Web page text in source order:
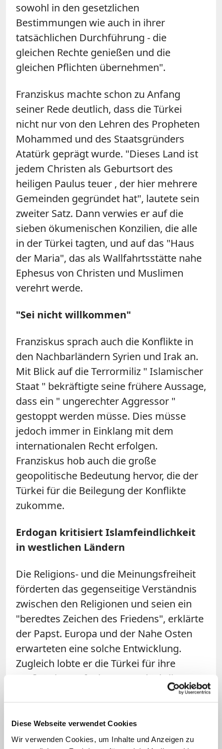
Diese Webseite verwendet Cookies
Wir verwenden Cookies, um Inhalte und Anzeigen zu
sowohl in den gesetzlichen
Bestimmungen wie auch in ihrer
tatsächlichen Durchführung - die
gleichen Rechte genießen und die
gleichen Pflichten übernehmen".
Franziskus machte schon zu Anfang
seiner Rede deutlich, dass die Türkei
nicht nur von den Lehren des Propheten
Mohammed und des Staatsgründers
Atatürk geprägt wurde. "Dieses Land ist
jedem Christen als Geburtsort des
heiligen Paulus teuer , der hier mehrere
Gemeinden gegründet hat", lautete sein
zweiter Satz. Dann verwies er auf die
sieben ökumenischen Konzilien, die alle
in der Türkei tagten, und auf das "Haus
der Maria", das als Wallfahrtsstätte nahe
Ephesus von Christen und Muslimen
verehrt werde.
"Sei nicht willkommen"
Franziskus sprach auch die Konflikte in
den Nachbarländern Syrien und Irak an.
Mit Blick auf die Terrormiliz " Islamischer
Staat " bekräftigte seine frühere Aussage,
dass ein " ungerechter Aggressor "
gestoppt werden müsse. Dies müsse
jedoch immer in Einklang mit dem
internationalen Recht erfolgen.
Franziskus hob auch die große
geopolitische Bedeutung hervor, die der
Türkei für die Beilegung der Konflikte
zukomme.
Erdogan kritisiert Islamfeindlichkeit
in westlichen Ländern
Die Religions- und die Meinungsfreiheit
förderten das gegenseitige Verständnis
zwischen den Religionen und seien ein
"beredtes Zeichen des Friedens", erklärte
der Papst. Europa und der Nahe Osten
erwarteten eine solche Entwicklung.
Zugleich lobte er die Türkei für ihre
großzügige Aufnahme von Flüchtlingen
habe eine "moralische Verpflichtung"
dazu, betonte der Papst.